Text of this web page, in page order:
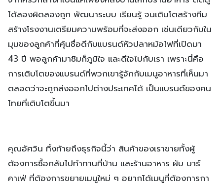
ได้ลองผิดลองถูก พัฒนาระบบ เรียนรู้ จนเติบโตสร้างทีม
สร้างโรงงานเตรียมความพร้อมที่จะส่งออก เช่นเดียวกับใน
มุมของลูกค้าที่คุ้นชื่อดีกับแบรนด์หัวปลาหม้อไฟที่เปิดมา
43 ปี พอลูกค้ามาชิมก็ภูมิใจ และดีใจไปกับเรา เพราะนี่คือ
การเติบโตของแบรนด์ที่พวกเขารู้จักกับเมนูอาหารที่เห็นมา
ตลอดว่าจะถูกส่งออกไปต่างประเทศได้ เป็นแบรนด์ของคน
ไทยที่เติบโตขึ้นมา
คุณอัศวิน ทิ้งท้ายถึงธุรกิจนี้ว่า สินค้าของเราขายทั้งผู้
ต้องการซื้อกลับไปทำทานที่บ้าน และร้านอาหาร ผับ บาร์
คาเฟ่ ที่ต้องการขยายเมนูใหม่ ๆ อยากได้เมนูที่ต้องการกา